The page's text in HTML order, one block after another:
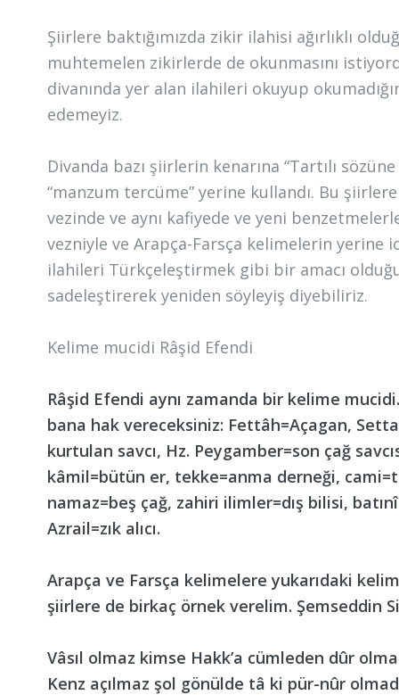
Şiirlere baktığımızda zikir ilahisi ağırlıklı
muhtemelen zikirlerde de okunmasını
divanında yer alan ilahileri okuyup
edemeyiz.
Divanda bazı şiirlerin kenarına “Tartılı
“manzum tercüme” yerine kullandı. Bu
vezinde ve aynı kafiyede ve yeni
vezniyle ve Arapça-Farsça kelimelerin yerine
ilahileri Türkçeleştirmek gibi bir amacı
sadeleştirerek yeniden söyleyiş diyebiliriz.
Kelime mucidi Râşid Efendi
Râşid Efendi aynı zamanda bir kelime
bana hak vereceksiniz: Fettâh=Açagan,
kurtulan savcı, Hz. Peygamber=son çağ
kâmil=bütün er, tekke=anma derneği,
namaz=beş çağ, zahiri ilimler=dış bilisi,
Azrail=zık alıcı.
Arapça ve Farsça kelimelere yukarıdaki
şiirlere de birkaç örnek verelim. Şemseddin
Vâsıl olmaz kimse Hakk’a cümleden dûr
Kenz açılmaz şol gönülde tâ ki pür-nûr